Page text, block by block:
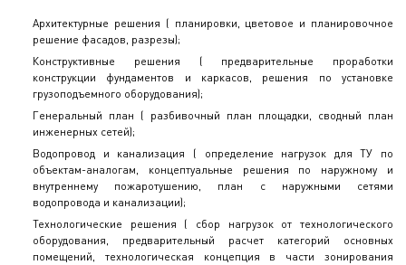
Архитектурные решения ( планировки, цветовое и планировочное
решение фасадов, разрезы);
Конструктивные решения ( предварительные проработки
конструкции фундаментов и каркасов, решения по установке
грузоподъемного оборудования);
Генеральный план ( разбивочный план площадки, сводный план
инженерных сетей);
Водопровод и канализация ( определение нагрузок для ТУ по
объектам-аналогам, концептуальные решения по наружному и
внутреннему пожаротушению, план с наружными сетями
водопровода и канализации);
Технологические решения ( сбор нагрузок от технологического
оборудования, предварительный расчет категорий основных
помещений, технологическая концепция в части зонирования